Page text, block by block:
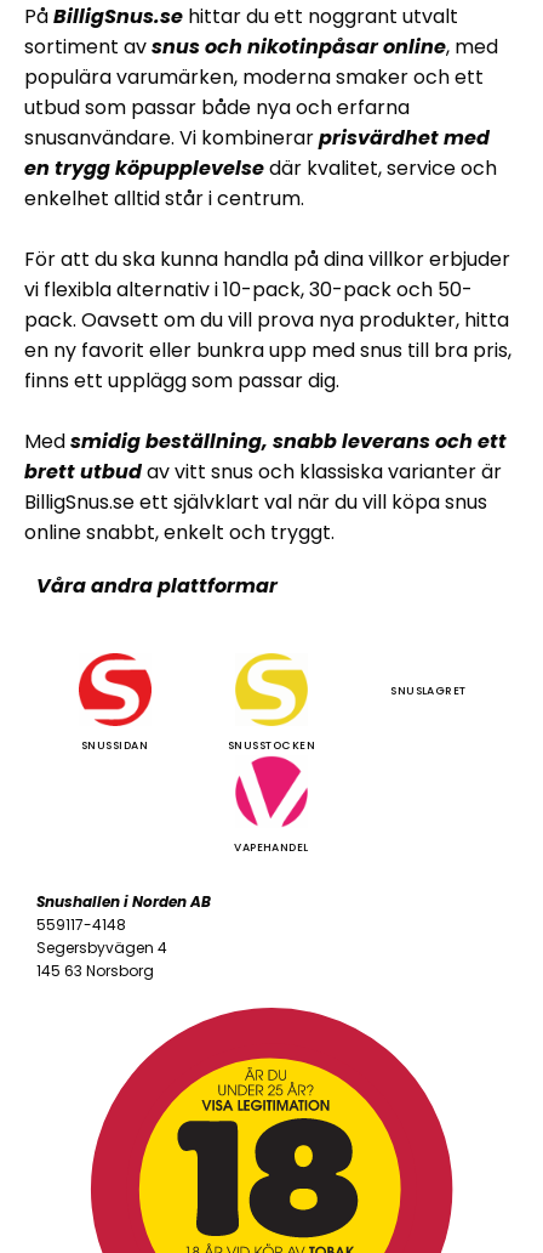
PåBilligSnus.sehittar du ett noggrant utvalt
sortiment avsnus och nikotinpåsar online, med
populära varumärken, moderna smaker och ett
utbud som passar både nya och erfarna
snusanvändare. Vi kombinerarprisvärdhet med
en trygg köpupplevelsedär kvalitet, service och
enkelhet alltid står i centrum.
För att du ska kunna handla på dina villkor erbjuder
vi flexibla alternativ i 10-pack, 30-pack och 50-
pack. Oavsett om du vill prova nya produkter, hitta
en ny favorit eller bunkra upp med snus till bra pris,
finns ett upplägg som passar dig.
Medsmidig beställning, snabb leverans och ett
brett utbudav vitt snus och klassiska varianter är
BilligSnus.se ett självklart val när du vill köpa snus
online snabbt, enkelt och tryggt.
Våra andra plattformar
SNUSSIDAN SNUSSTOCKEN
SNUSLAGRET
VAPEHANDEL
Snushallen i Norden AB
559117-4148
Segersbyvägen 4
145 63 Norsborg